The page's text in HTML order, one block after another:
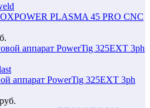
PLASMA 45 PRO CNC
аппарат PowerTig 325EXT 3ph